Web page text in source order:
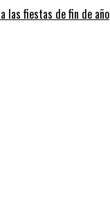
las fiestas de fin de año